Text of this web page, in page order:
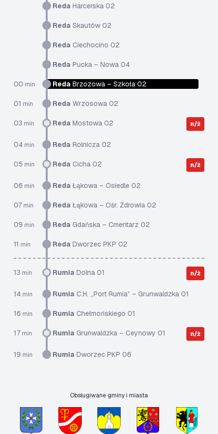
Reda Harcerska 02
Reda Skautów 02
Reda Ciechocino 02
Reda Pucka – Nowa 04
00 min Reda Brzozowa – Szkoła 02
01 min Reda Wrzosowa 02
03 min Reda Mostowa 02 n/ż
04 min Reda Rolnicza 02
05 min Reda Cicha 02 n/ż
06 min Reda Łąkowa – Osiedle 02
07 min Reda Łąkowa – Ośr. Zdrowia 02
09 min Reda Gdańska – Cmentarz 02
11 min Reda Dworzec PKP 02
13 min Rumia Dolna 01 n/ż
14 min Rumia C.H. „Port Rumia” – Grunwaldzka 01
16 min Rumia Chełmońskiego 01
17 min Rumia Grunwaldzka – Ceynowy 01 n/ż
19 min Rumia Dworzec PKP 06
Obsługiwane gminy i miasta